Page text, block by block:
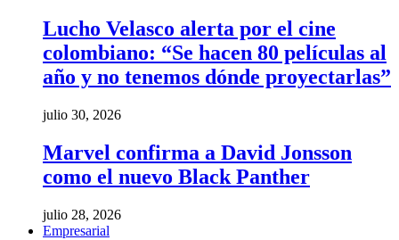
Lucho Velasco alerta por el cine
colombiano: “Se hacen 80 películas al
año y no tenemos dónde proyectarlas”
julio 30, 2026
Marvel confirma a David Jonsson
como el nuevo Black Panther
julio 28, 2026
Empresarial